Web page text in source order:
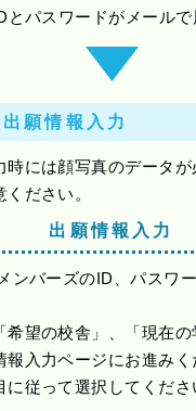
パスワードがメールで
出願情報入力
には顔写真のデータが
ださい。
出願情報入力
ンバーズのID、パスワ
希望の校舎」、「現在
報入力ページにお進みく
従って選択してくださ